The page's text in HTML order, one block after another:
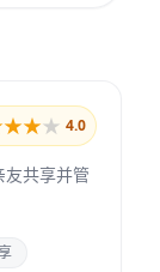
★★★ 4.0
友共享并管